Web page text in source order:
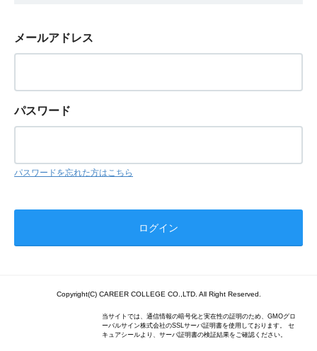
メールアドレス
パスワード
パスワードを忘れた方はこちら
Copyright(C) CAREER COLLEGE CO.,LTD. All Right Reserved.
当サイトでは、通信情報の暗号化と実在性の証明のため、GMOグロ
ーバルサイン株式会社のSSLサーバ証明書を使用しております。 セ
キュアシールより、サーバ証明書の検証結果をご確認ください。